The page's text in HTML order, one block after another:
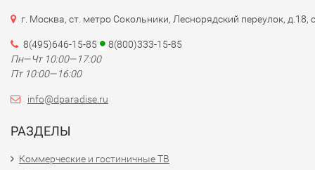
г. Москва, ст. метро Сокольники, Леснорядский переулок, д.18,
8(495)646-15-85
8(800)333-15-85
Пн—Чт 10:00—17:00
Пт 10:00—16:00
info@dparadise.ru
РАЗДЕЛЫ
Коммерческие и гостиничные ТВ